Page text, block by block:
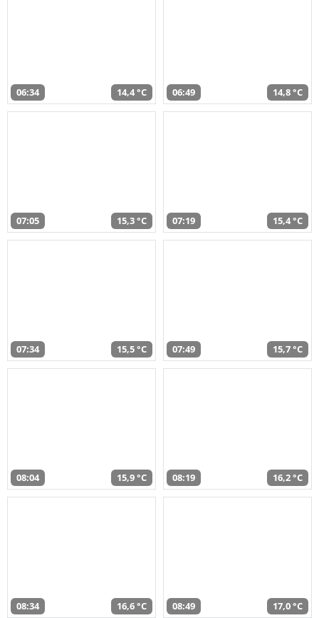
06:34 14,4 °C 06:49 14,8 °C
07:05 15,3 °C 07:19 15,4 °C
07:34 15,5 °C 07:49 15,7 °C
08:04 15,9 °C 08:19 16,2 °C
08:34 16,6 °C 08:49 17,0 °C